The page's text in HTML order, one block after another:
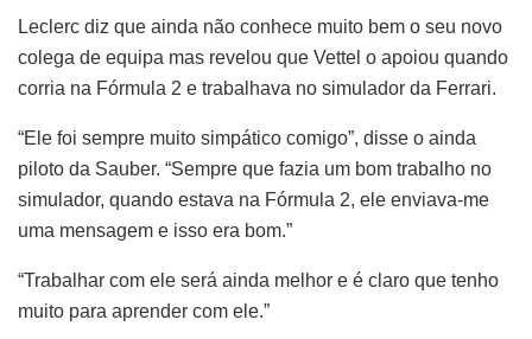
Leclerc diz que ainda não conhece muito bem o seu novo
colega de equipa mas revelou que Vettel o apoiou quando
corria na Fórmula 2 e trabalhava no simulador da Ferrari.
“Ele foi sempre muito simpático comigo”, disse o ainda
piloto da Sauber. “Sempre que fazia um bom trabalho no
simulador, quando estava na Fórmula 2, ele enviava-me
uma mensagem e isso era bom.”
“Trabalhar com ele será ainda melhor e é claro que tenho
muito para aprender com ele.”